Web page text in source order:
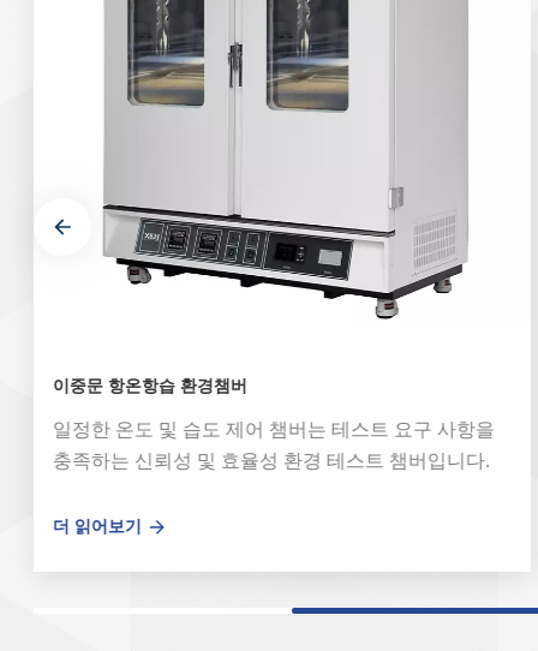
이중문 항온항습 환경챔버
일정한 온도 및 습도 제어 챔버는 테스트 요구 사항을
충족하는 신뢰성 및 효율성 환경 테스트 챔버입니다.
래 수입 고품질 부품, 안정적이고 신뢰할 수 있는 성능
다. 모델: XCH-800CH온도 범위:10℃~60℃습도 범
더 읽어보기